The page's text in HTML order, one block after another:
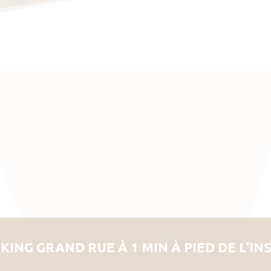
GRAND RUE À 1 MIN À PIED DE